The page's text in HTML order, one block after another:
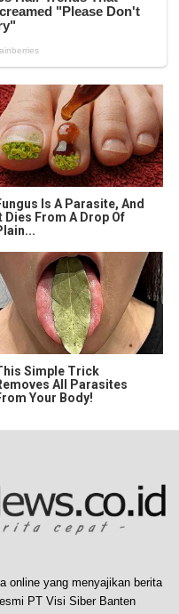
Is A Parasite, And
Dies From A Drop Of
Simple Trick
All Parasites
Your Body!
online yang menyajikan berita
PT Visi Siber Banten